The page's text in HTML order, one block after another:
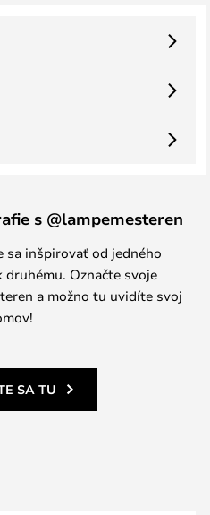
s @lampemesteren
sa inšpirovať od jedného
druhému. Označte svoje
a možno tu uvidíte svoj
SA TU